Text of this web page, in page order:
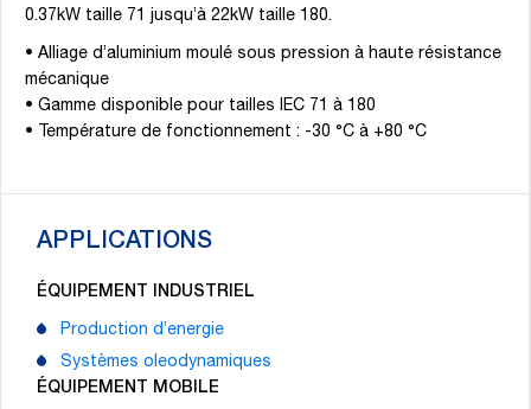
0.37kW taille 71 jusqu’à 22kW taille 180.
• Alliage d’aluminium moulé sous pression à haute résistance
mécanique
• Gamme disponible pour tailles IEC 71 à 180
• Température de fonctionnement : -30 °C à +80 °C
APPLICATIONS
ÉQUIPEMENT INDUSTRIEL
Production d’energie
Systèmes oleodynamiques
ÉQUIPEMENT MOBILE